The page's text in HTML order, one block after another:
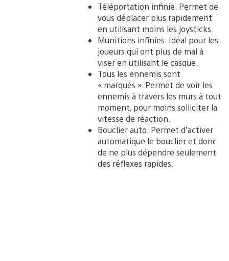
Téléportation infinie. Permet de
vous déplacer plus rapidement
en utilisant moins les joysticks.
Munitions infinies. Idéal pour les
joueurs qui ont plus de mal à
viser en utilisant le casque.
Tous les ennemis sont
« marqués ». Permet de voir les
ennemis à travers les murs à tout
moment, pour moins solliciter la
vitesse de réaction.
Bouclier auto. Permet d’activer
automatique le bouclier et donc
de ne plus dépendre seulement
des réflexes rapides.